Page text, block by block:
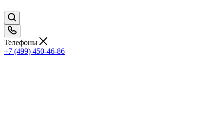
Телефоны
+7 (499) 450-46-86